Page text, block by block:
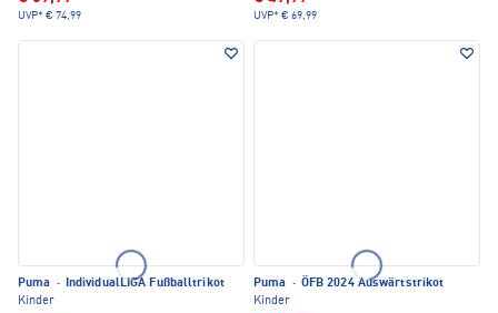
UVP* € 74,99 UVP* € 69,99
Puma · IndividualLIGA Fußballtrikot
Kinder
Puma · ÖFB 2024 Auswärtstrikot
Kinder